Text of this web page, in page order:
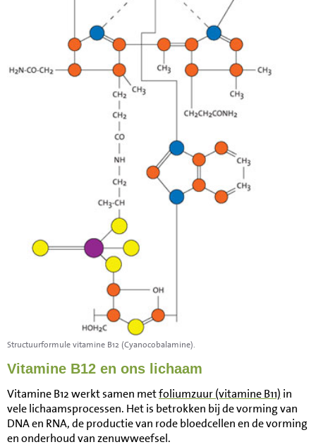
Structuurformule vitamine B12 (Cyanocobalamine).
Vitamine B12 en ons lichaam
Vitamine B12 werkt samen metfoliumzuur (vitamine B11) in
vele lichaamsprocessen. Het is betrokken bij de vorming van
DNA en RNA, de productie van rode bloedcellen en de vorming
en onderhoud van zenuwweefsel.